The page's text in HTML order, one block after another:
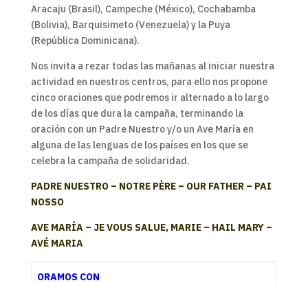
Aracaju (Brasil), Campeche (México), Cochabamba
(Bolivia), Barquisimeto (Venezuela) y la Puya
(República Dominicana).
Nos invita a rezar todas las mañanas al iniciar nuestra
actividad en nuestros centros, para ello nos propone
cinco oraciones que podremos ir alternado a lo largo
de los días que dura la campaña, terminando la
oración con un Padre Nuestro y/o un Ave María en
alguna de las lenguas de los países en los que se
celebra la campaña de solidaridad.
PADRE NUESTRO – NOTRE PÈRE – OUR FATHER – PAI
NOSSO
AVE MARÍA – JE VOUS SALUE, MARIE – HAIL MARY –
AVÉ MARIA
ORAMOS CON